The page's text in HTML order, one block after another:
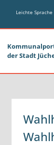
ZumLeichte Sprache
der Stadt